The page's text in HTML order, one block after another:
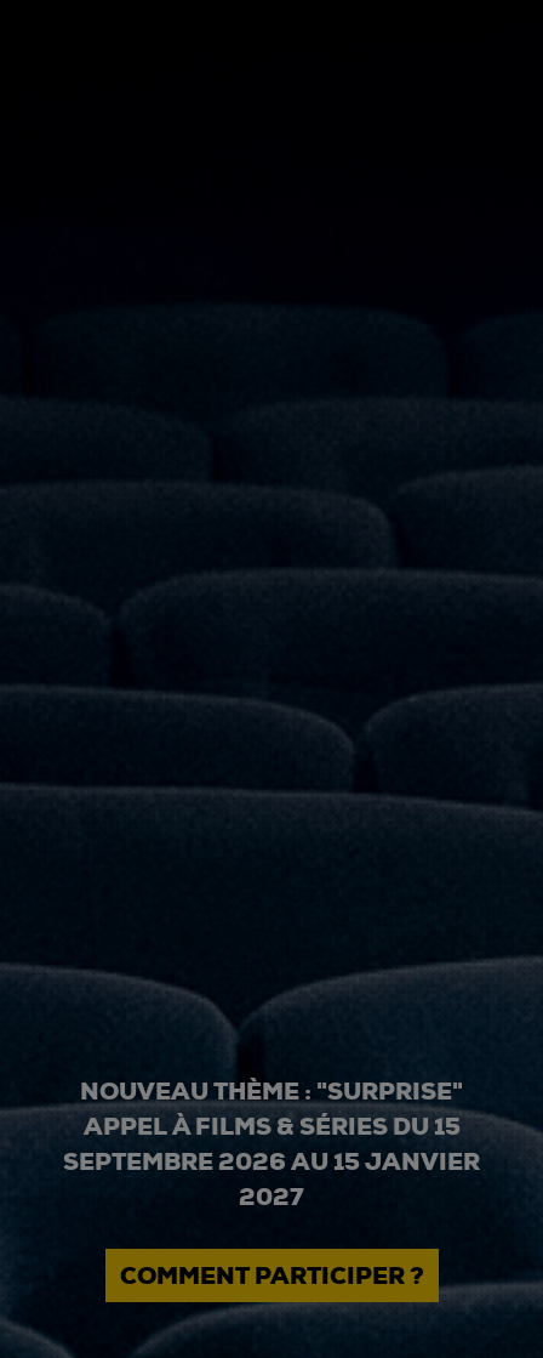
NOUVEAU THÈME : "SURPRISE"
APPEL À FILMS & SÉRIES DU 15
SEPTEMBRE 2026 AU 15 JANVIER
2027
COMMENT PARTICIPER ?